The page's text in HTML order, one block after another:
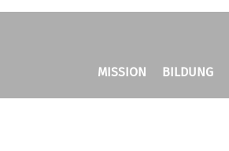
MISSION BILDUNG